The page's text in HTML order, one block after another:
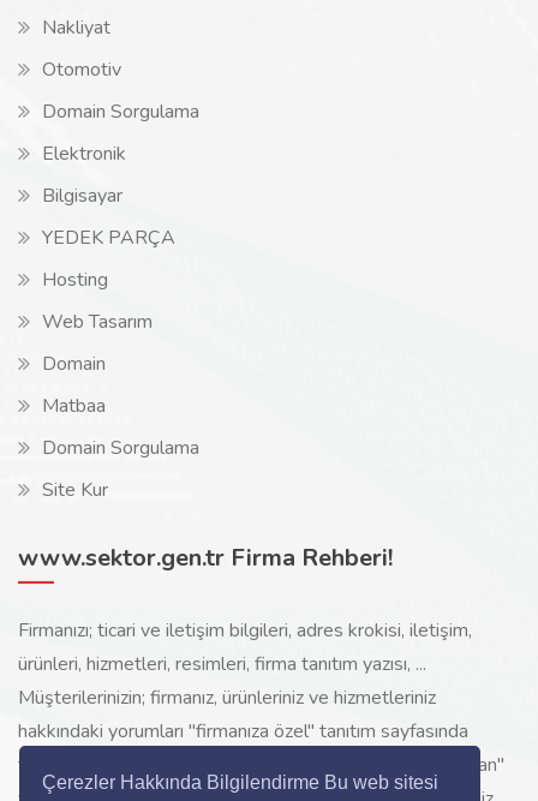
Çerezler Hakkında Bilgilendirme Bu web sitesi
Nakliyat
Otomotiv
Domain Sorgulama
Elektronik
Bilgisayar
YEDEK PARÇA
Hosting
Web Tasarım
Domain
Matbaa
Domain Sorgulama
Site Kur
www.sektor.gen.tr Firma Rehberi!
Firmanızı; ticari ve iletişim bilgileri, adres krokisi, iletişim,
ürünleri, hizmetleri, resimleri, firma tanıtım yazısı, ...
Müşterilerinizin; firmanız, ürünleriniz ve hizmetleriniz
hakkındaki yorumları "firmanıza özel" tanıtım sayfasında
toplanarak ürünlerinizi, hizmetlerinizi, internette "sizi arayan"